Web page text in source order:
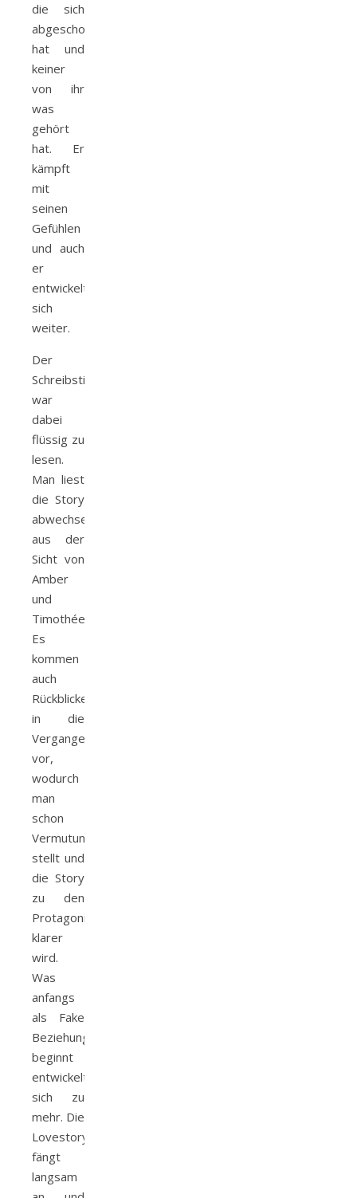
die sich
abgeschottet
hat und
keiner
von ihr
was
gehört
hat. Er
kämpft
mit
seinen
Gefühlen
und auch
er
entwickelt
sich
weiter.
Der
Schreibstil
war
dabei
flüssig zu
lesen.
Man liest
die Story
abwechselnd
aus der
Sicht von
Amber
und
Timothée.
Es
kommen
auch
Rückblicke
in die
Vergangenheit
vor,
wodurch
man
schon
Vermutungen
stellt und
die Story
zu den
Protagonisten
klarer
wird.
Was
anfangs
als Fake
Beziehung
beginnt
entwickelt
sich zu
mehr. Die
Lovestory
fängt
langsam